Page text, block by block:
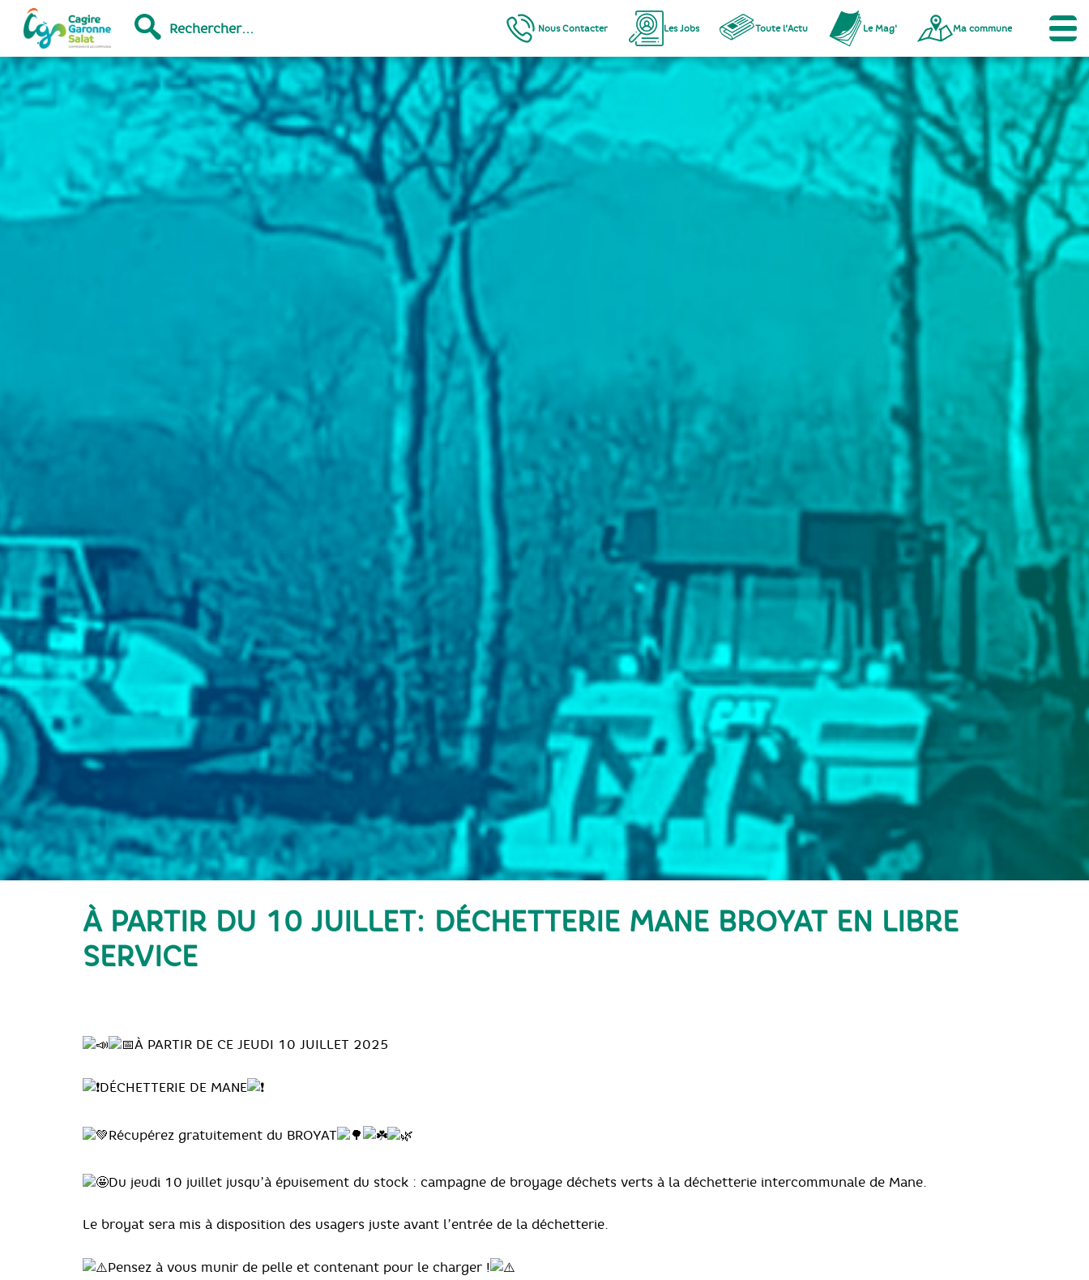
Rechercher... Nous Contacter Les Jobs Toute l'Actu Le Mag' Ma commune
À PARTIR DU 10 JUILLET: DÉCHETTERIE MANE BROYAT EN LIBRE
SERVICE
À PARTIR DE CE JEUDI 10 JUILLET 2025
DÉCHETTERIE DE MANE
Récupérez gratuitement du BROYAT
Du jeudi 10 juillet jusqu’à épuisement du stock : campagne de broyage déchets verts à la déchetterie intercommunale de Mane.
Le broyat sera mis à disposition des usagers juste avant l’entrée de la déchetterie.
Pensez à vous munir de pelle et contenant pour le charger !